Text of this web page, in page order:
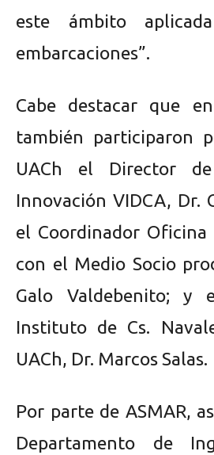
este ámbito
embarcaciones”.
Cabe destacar que
también participaron
UACh el Director
Innovación VIDCA, Dr.
el Coordinador Oficina
con el Medio Socio
Galo Valdebenito; y
Instituto de Cs.
UACh, Dr. Marcos Salas.
Por parte de ASMAR,
Departamento de